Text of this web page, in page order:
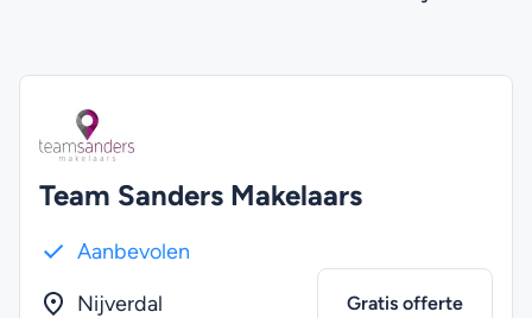
Team Sanders Makelaars
Aanbevolen
Nijverdal
Gratis offerte